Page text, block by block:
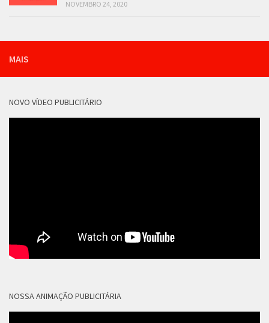
NOVEMBRO 24, 2020
MAIS
NOVO VÍDEO PUBLICITÁRIO
NOSSA ANIMAÇÃO PUBLICITÁRIA